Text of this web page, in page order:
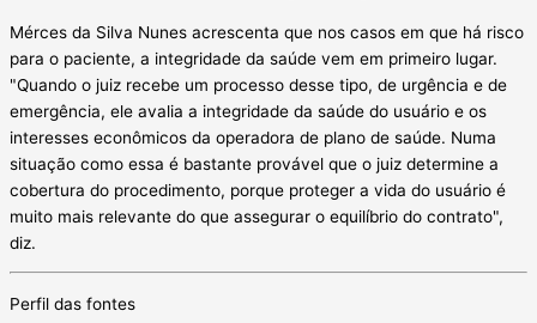
Mérces da Silva Nunes acrescenta que nos casos em que há risco
para o paciente, a integridade da saúde vem em primeiro lugar.
"Quando o juiz recebe um processo desse tipo, de urgência e de
emergência, ele avalia a integridade da saúde do usuário e os
interesses econômicos da operadora de plano de saúde. Numa
situação como essa é bastante provável que o juiz determine a
cobertura do procedimento, porque proteger a vida do usuário é
muito mais relevante do que assegurar o equilíbrio do contrato",
diz.
Perfil das fontes